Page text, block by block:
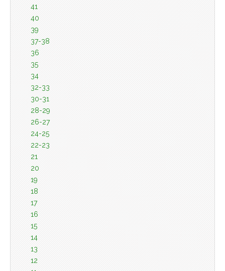
41
40
39
37-38
36
35
34
32-33
30-31
28-29
26-27
24-25
22-23
21
20
19
18
17
16
15
14
13
12